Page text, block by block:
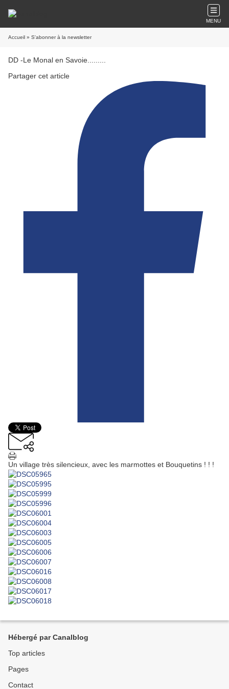
MENU
Accueil » S'abonner à la newsletter
DD -Le Monal en Savoie.........
Partager cet article
Un village très silencieux, avec les marmottes et Bouquetins ! ! !
Hébergé par Canalblog
Top articles
Pages
Contact